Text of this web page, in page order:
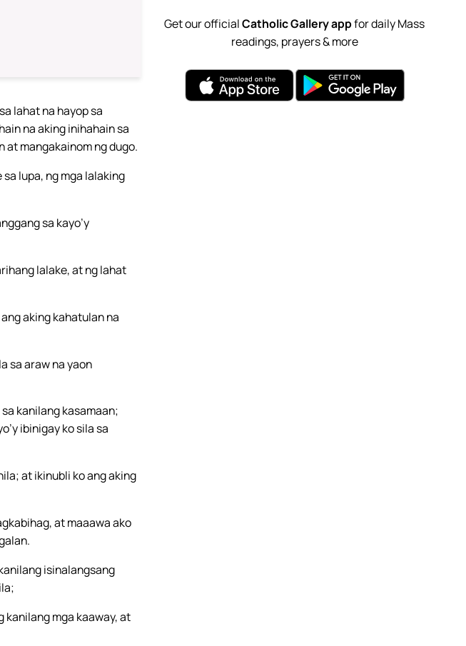
lahat na hayop sa
na aking inihahain sa
at mangakainom ng dugo.
lupa, ng mga lalaking
sa kayo’y
lalake, at ng lahat
aking kahatulan na
sa araw na yaon
kanilang kasamaan;
ibinigay ko sila sa
at ikinubli ko ang aking
at maaawa ako
isinalangsang
kanilang mga kaaway, at
Get our officialCatholic Gallery appfor daily Mass
readings, prayers & more